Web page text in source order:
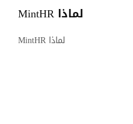
لماذا MintHR
لماذا MintHR